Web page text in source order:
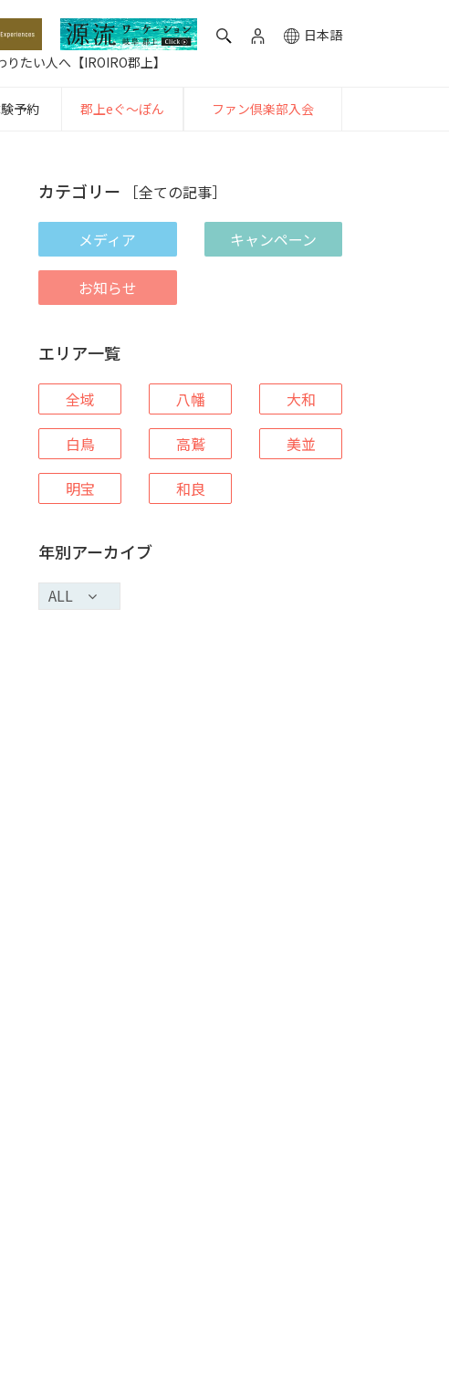
日本語
たい人へ【IROIRO郡上】
予約 郡上eぐ〜ぽん ファン倶楽部入会
カテゴリー ［全ての記事］
メディア キャンペーン
お知らせ
エリア一覧
全域 八幡 大和
白鳥 高鷲 美並
明宝 和良
年別アーカイブ
ALL